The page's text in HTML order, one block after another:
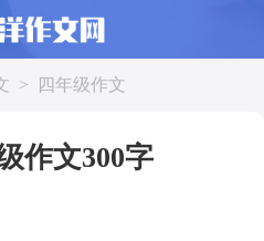
> 四年级作文
作文300字